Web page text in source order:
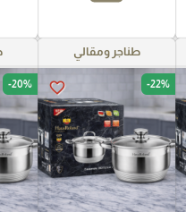
طناجر ومقالي
favorite_border -22%
-20%